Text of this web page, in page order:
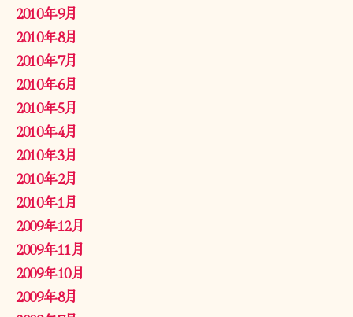
2010年9月
2010年8月
2010年7月
2010年6月
2010年5月
2010年4月
2010年3月
2010年2月
2010年1月
2009年12月
2009年11月
2009年10月
2009年8月